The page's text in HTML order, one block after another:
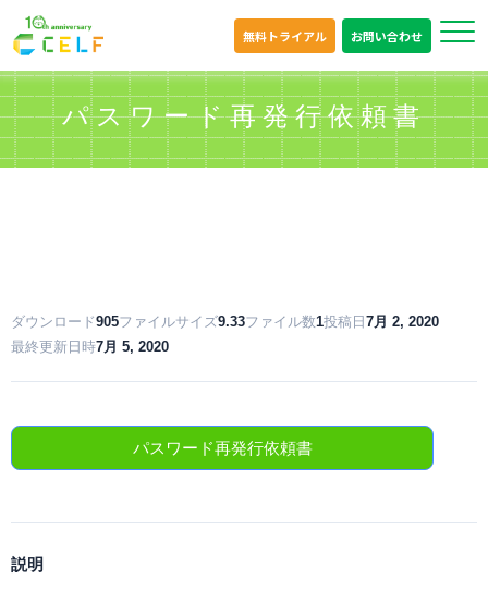
無料トライアル お問い合わせ
パスワード再発行依頼書
ダウンロード905ファイルサイズ9.33ファイル数1投稿日 7月 2, 2020
最終更新日時7月 5, 2020
パスワード再発行依頼書
説明